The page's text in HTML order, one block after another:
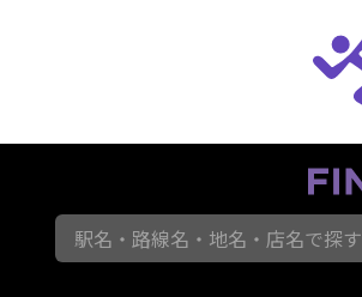
駅名・路線名・地名・店名で探す